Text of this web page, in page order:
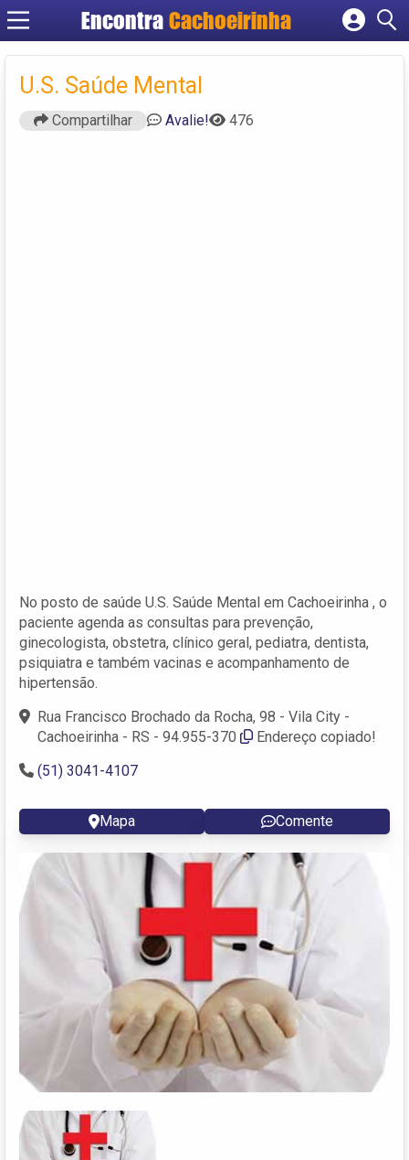
Encontra Cachoeirinha
Cadastrar empresa
Criar conta
U.S. Saúde Mental
Compartilhar Avalie! 476
No posto de saúde U.S. Saúde Mental em Cachoeirinha , o
paciente agenda as consultas para prevenção,
ginecologista, obstetra, clínico geral, pediatra, dentista,
psiquiatra e também vacinas e acompanhamento de
hipertensão.
Rua Francisco Brochado da Rocha, 98 - Vila City -
Cachoeirinha - RS - 94.955-370
Endereço copiado!
(51) 3041-4107
Mapa Comente